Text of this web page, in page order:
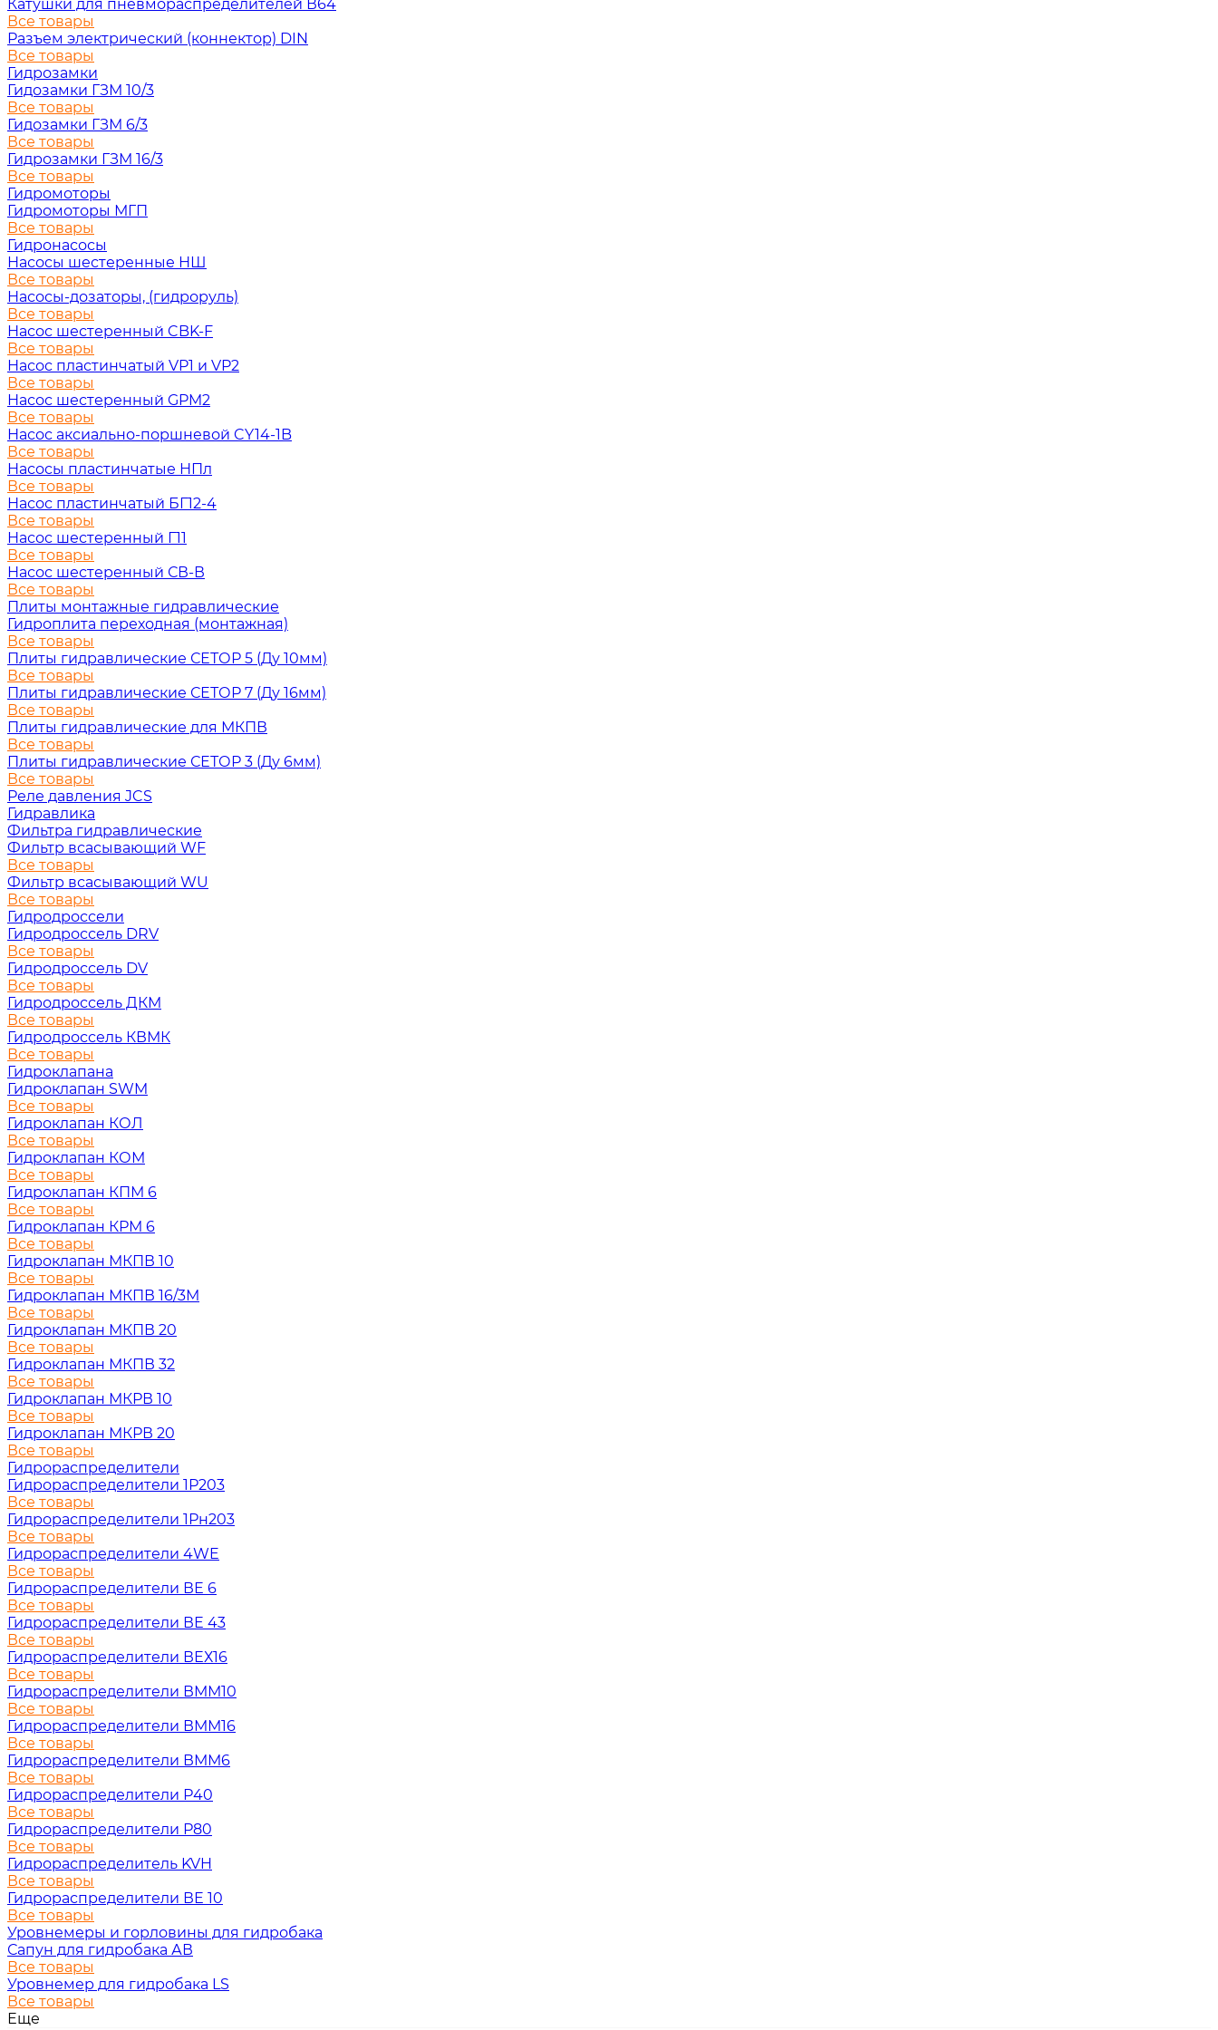
Катушки для пневмораспределителей В64
Все товары
Разъем электрический (коннектор) DIN
Все товары
Гидрозамки
Гидозамки ГЗМ 10/3
Все товары
Гидозамки ГЗМ 6/3
Все товары
Гидрозамки ГЗМ 16/3
Все товары
Гидромоторы
Гидромоторы МГП
Все товары
Гидронасосы
Насосы шестеренные НШ
Все товары
Насосы-дозаторы, (гидроруль)
Все товары
Насос шестеренный CBK-F
Все товары
Насос пластинчатый VP1 и VP2
Все товары
Насос шестеренный GPM2
Все товары
Насос аксиально-поршневой CY14-1B
Все товары
Насосы пластинчатые НПл
Все товары
Насос пластинчатый БГ12-4
Все товары
Насос шестеренный Г11
Все товары
Насос шестеренный СВ-В
Все товары
Плиты монтажные гидравлические
Гидроплита переходная (монтажная)
Все товары
Плиты гидравлические СЕТОР 5 (Ду 10мм)
Все товары
Плиты гидравлические СЕТОР 7 (Ду 16мм)
Все товары
Плиты гидравлические для МКПВ
Все товары
Плиты гидравлические СЕТОР 3 (Ду 6мм)
Все товары
Реле давления JCS
Гидравлика
Фильтра гидравлические
Фильтр всасывающий WF
Все товары
Фильтр всасывающий WU
Все товары
Гидродроссели
Гидродроссель DRV
Все товары
Гидродроссель DV
Все товары
Гидродроссель ДКМ
Все товары
Гидродроссель КВМК
Все товары
Гидроклапана
Гидроклапан SWM
Все товары
Гидроклапан КОЛ
Все товары
Гидроклапан КОМ
Все товары
Гидроклапан КПМ 6
Все товары
Гидроклапан КРМ 6
Все товары
Гидроклапан МКПВ 10
Все товары
Гидроклапан МКПВ 16/3М
Все товары
Гидроклапан МКПВ 20
Все товары
Гидроклапан МКПВ 32
Все товары
Гидроклапан МКРВ 10
Все товары
Гидроклапан МКРВ 20
Все товары
Гидрораспределители
Гидрораспределители 1Р203
Все товары
Гидрораспределители 1Рн203
Все товары
Гидрораспределители 4WE
Все товары
Гидрораспределители ВЕ 6
Все товары
Гидрораспределители ВЕ 43
Все товары
Гидрораспределители ВЕХ16
Все товары
Гидрораспределители ВММ10
Все товары
Гидрораспределители ВММ16
Все товары
Гидрораспределители ВММ6
Все товары
Гидрораспределители Р40
Все товары
Гидрораспределители Р80
Все товары
Гидрораспределитель KVH
Все товары
Гидрораспределители ВЕ 10
Все товары
Уровнемеры и горловины для гидробака
Сапун для гидробака АВ
Все товары
Уровнемер для гидробака LS
Все товары
Еще